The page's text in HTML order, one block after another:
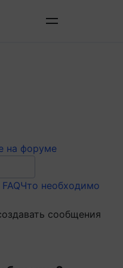
на форуме
Что необходимо
сообщения